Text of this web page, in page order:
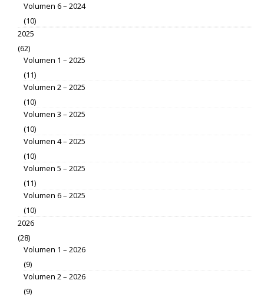
Volumen 6 – 2024
(10)
2025
(62)
Volumen 1 – 2025
(11)
Volumen 2 – 2025
(10)
Volumen 3 – 2025
(10)
Volumen 4 – 2025
(10)
Volumen 5 – 2025
(11)
Volumen 6 – 2025
(10)
2026
(28)
Volumen 1 – 2026
(9)
Volumen 2 – 2026
(9)